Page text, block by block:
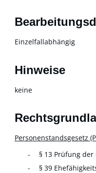
Einzelfallabhängig
Hinweise
keine
Personenstandsgesetz
§ 13 Prüfung
§ 39